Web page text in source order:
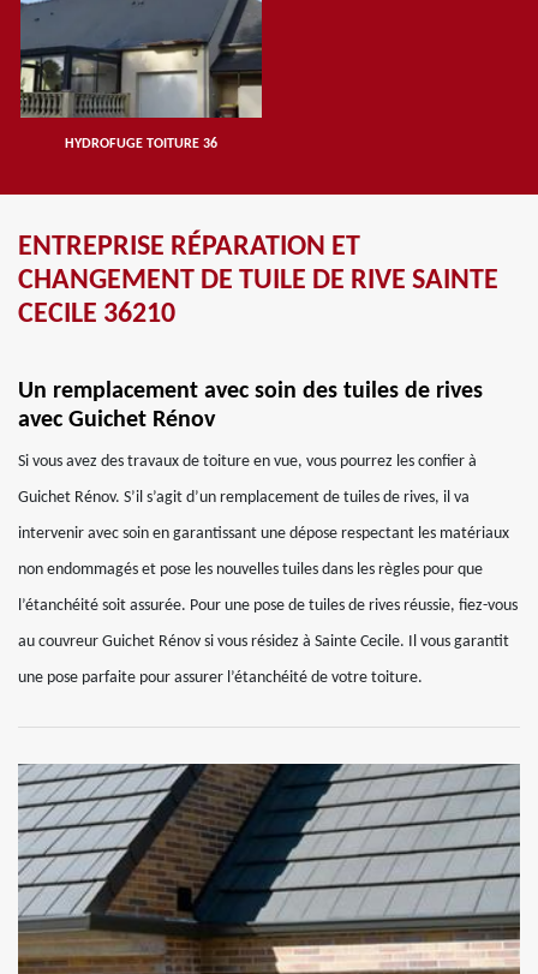
HYDROFUGE TOITURE 36
ENTREPRISE RÉPARATION ET
CHANGEMENT DE TUILE DE RIVE SAINTE
CECILE 36210
Un remplacement avec soin des tuiles de rives
avec Guichet Rénov
Si vous avez des travaux de toiture en vue, vous pourrez les confier à
Guichet Rénov. S’il s’agit d’un remplacement de tuiles de rives, il va
intervenir avec soin en garantissant une dépose respectant les matériaux
non endommagés et pose les nouvelles tuiles dans les règles pour que
l’étanchéité soit assurée. Pour une pose de tuiles de rives réussie, fiez-vous
au couvreur Guichet Rénov si vous résidez à Sainte Cecile. Il vous garantit
une pose parfaite pour assurer l’étanchéité de votre toiture.